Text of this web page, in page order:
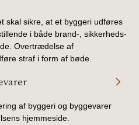
skal sikre, at et byggeri udføres
i både brand-, sikkerheds-
Overtrædelse af
straf i form af bøde.
af byggeri og byggevarer
hjemmeside.